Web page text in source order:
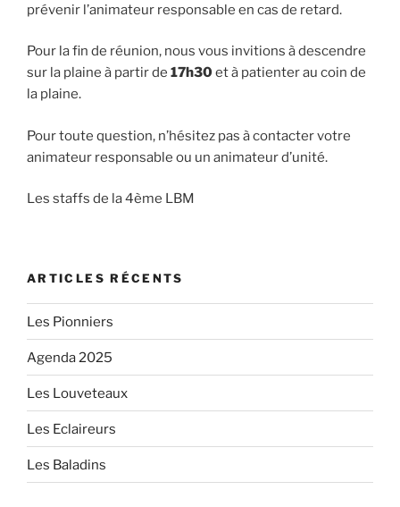
prévenir l’animateur responsable en cas de retard.
Pour la fin de réunion, nous vous invitions à descendre
sur la plaine à partir de 17h30et à patienter au coin de
la plaine.
Pour toute question, n’hésitez pas à contacter votre
animateur responsable ou un animateur d’unité.
Les staffs de la 4ème LBM
ARTICLES RÉCENTS
Les Pionniers
Agenda 2025
Les Louveteaux
Les Eclaireurs
Les Baladins